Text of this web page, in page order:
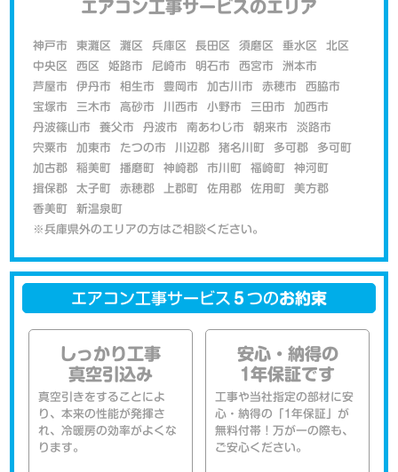
エアコン工事サービスのエリア
神戸市 東灘区 灘区 兵庫区 長田区 須磨区 垂水区
北区
中央区
西区 姫路市 尼崎市 明石市 西宮市
洲本市
芦屋市
伊丹市 相生市 豊岡市 加古川市 赤穂市
西脇市
宝塚市
三木市 高砂市 川西市 小野市 三田市
加西市
丹波篠山市
養父市 丹波市 南あわじ市 朝来市
淡路市
宍粟市
加東市 たつの市 川辺郡 猪名川町 多可郡
多可町
加古郡
稲美町 播磨町 神崎郡 市川町 福崎町
神河町
揖保郡
太子町 赤穂郡 上郡町 佐用郡 佐用町
美方郡
香美町
新温泉町
※兵庫県外のエリアの方はご相談ください。
エアコン工事サービス ５ つのお約束
しっかり工事
真空引込み
真空引きをすることによ
り、本来の性能が発揮さ
れ、冷暖房の効率がよくな
ります。
安心・納得の
1年保証です
工事や当社指定の部材に安
心・納得の「1年保証」が
無料付帯！万が一の際も、
ご安心ください。